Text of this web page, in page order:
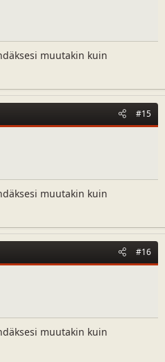
muutakin kuin
#15
muutakin kuin
#16
muutakin kuin